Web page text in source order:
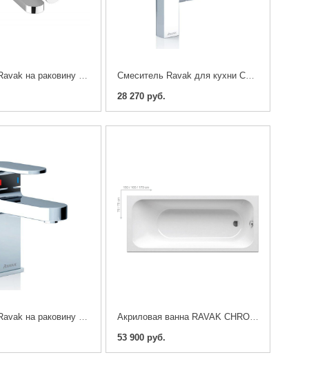
Смеситель Ravak на раковину Chrome скрытого монтажа с R-box
Смеситель Ravak для кухни Chrome
28 270 руб.
53 900 руб.